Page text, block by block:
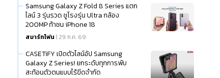
Samsung Galaxy Z Fold 8 Series แตก
ไลน์ 3 รุ่นรวด ชูโรงรุ่น Ultra กล้อง
200MP ท้าชน iPhone 18
สมาร์ทโฟน | 29 ก.ค. 69
CASETiFY เปิดตัวไลน์อัป Samsung
Galaxy Z Series! ยกระดับทุกการพับ
สะท้อนตัวตนแบบไร้ขีดจำกัด